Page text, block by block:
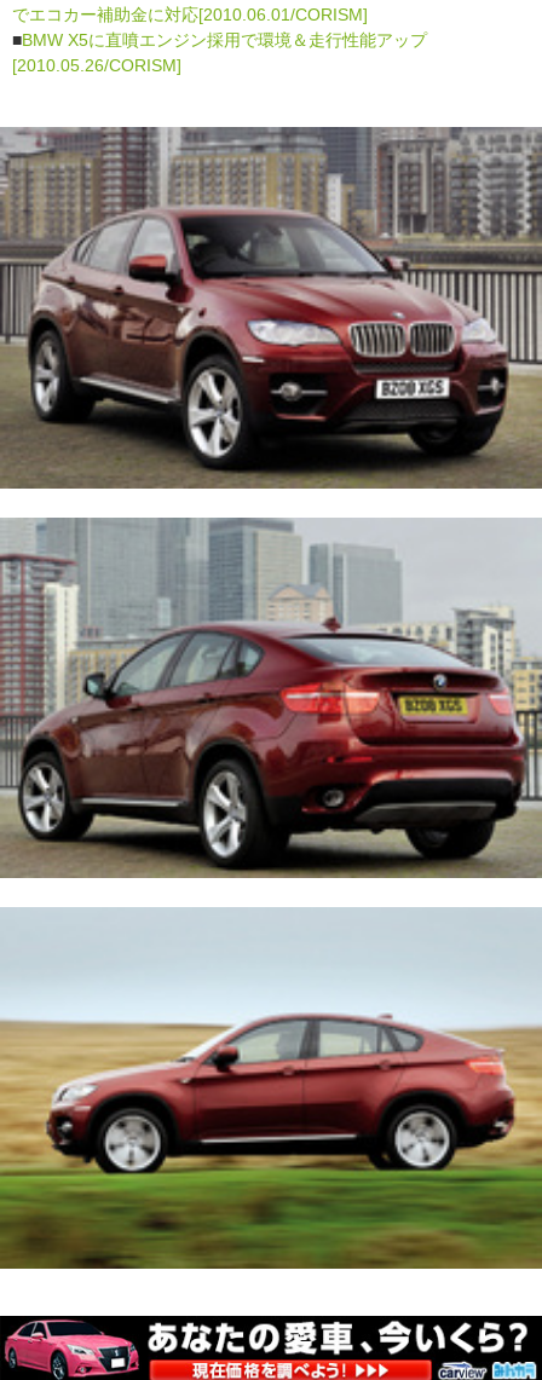
でエコカー補助金に対応[2010.06.01/CORISM]
■BMW X5に直噴エンジン採用で環境＆走行性能アップ
[2010.05.26/CORISM]